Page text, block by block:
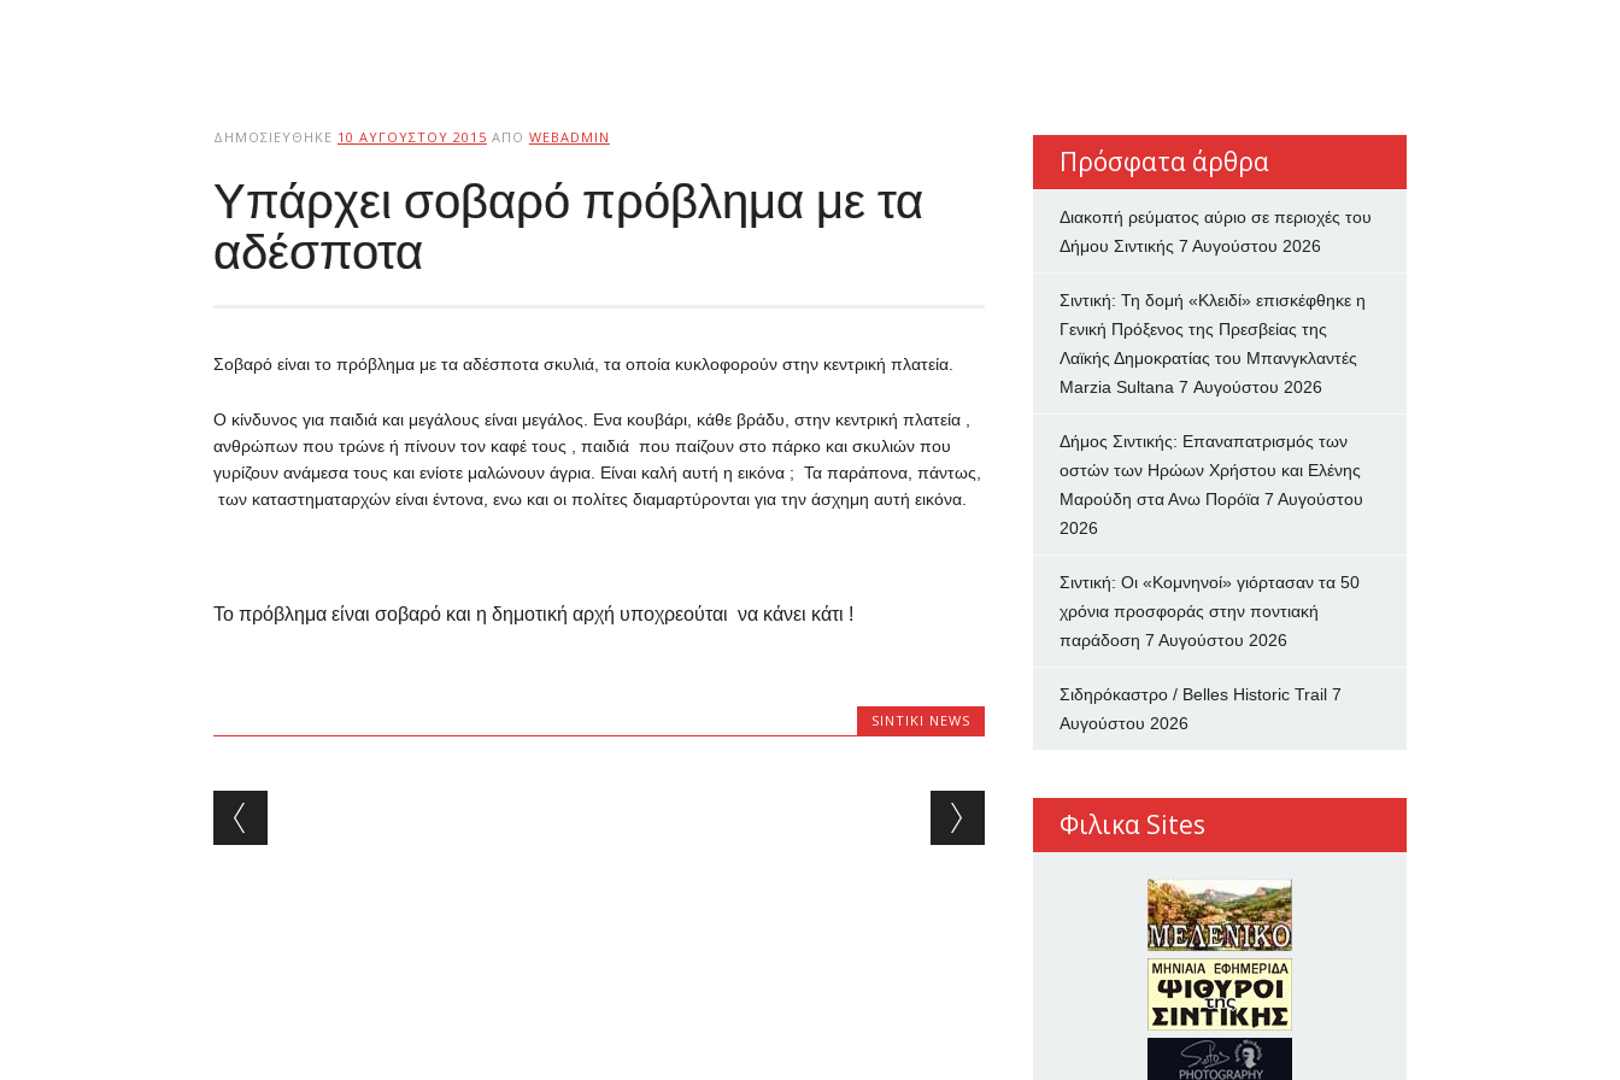
ΔΗΜΟΣΙΕΎΘΗΚΕ 10 ΑΥΓΟΎΣΤΟΥ 2015 ΑΠΌ WEBADMIN
Υπάρχει σοβαρό πρόβλημα με τα
αδέσποτα
Σοβαρό είναι το πρόβλημα με τα αδέσποτα σκυλιά, τα οποία κυκλοφορούν στην κεντρική πλατεία.
Ο κίνδυνος για παιδιά και μεγάλους είναι μεγάλος. Ενα κουβάρι, κάθε βράδυ, στην κεντρική πλατεία ,
ανθρώπων που τρώνε ή πίνουν τον καφέ τους , παιδιά που παίζουν στο πάρκο και σκυλιών που
γυρίζουν ανάμεσα τους και ενίοτε μαλώνουν άγρια. Είναι καλή αυτή η εικόνα ; Τα παράπονα, πάντως,
των καταστηματαρχών είναι έντονα, ενω και οι πολίτες διαμαρτύρονται για την άσχημη αυτή εικόνα.
Το πρόβλημα είναι σοβαρό και η δημοτική αρχή υποχρεούται να κάνει κάτι !
SINTIKI NEWS
Post navigation
Πρόσφατα άρθρα
Διακοπή ρεύματος αύριο σε περιοχές του
Δήμου Σιντικής 7 Αυγούστου 2026
Σιντική: Τη δομή «Κλειδί» επισκέφθηκε η
Γενική Πρόξενος της Πρεσβείας της
Λαϊκής Δημοκρατίας του Μπανγκλαντές
Marzia Sultana 7 Αυγούστου 2026
Δήμος Σιντικής: Επαναπατρισμός των
oστών των Ηρώων Χρήστου και Ελένης
Μαρούδη στα Ανω Πορόϊα 7 Αυγούστου
2026
Σιντική: Οι «Κομνηνοί» γιόρτασαν τα 50
χρόνια προσφοράς στην ποντιακή
παράδοση 7 Αυγούστου 2026
Σιδηρόκαστρο / Belles Historic Trail 7
Αυγούστου 2026
Φιλικα Sites